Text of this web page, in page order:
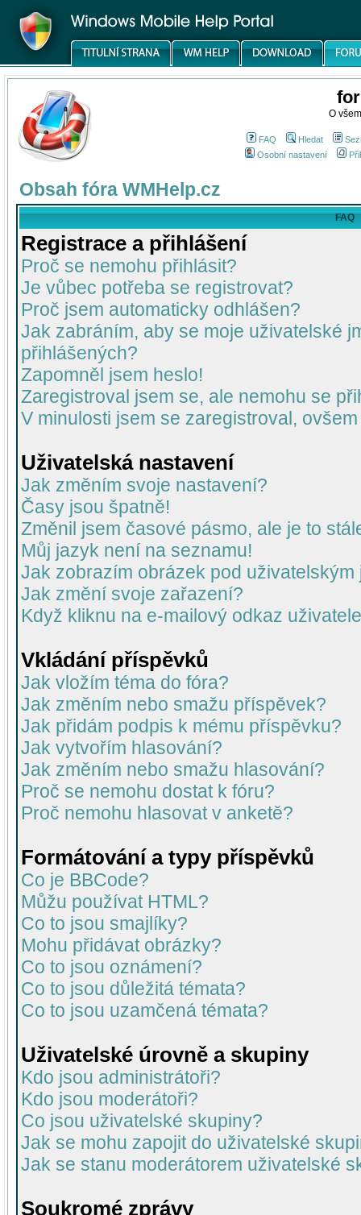
O
FAQ Hledat
Osobní nastavení
Obsah fóra WMHelp.cz
FAQ
Registrace a přihlášení
Proč se nemohu přihlásit?
Je vůbec potřeba se registrovat?
Proč jsem automaticky odhlášen?
Jak zabráním, aby se moje uživatelské
přihlášených?
Zapomněl jsem heslo!
Zaregistroval jsem se, ale nemohu se
V minulosti jsem se zaregistroval,
Uživatelská nastavení
Jak změním svoje nastavení?
Časy jsou špatně!
Změnil jsem časové pásmo, ale je to
Můj jazyk není na seznamu!
Jak zobrazím obrázek pod uživatelským
Jak změní svoje zařazení?
Když kliknu na e-mailový odkaz
Vkládání příspěvků
Jak vložím téma do fóra?
Jak změním nebo smažu příspěvek?
Jak přidám podpis k mému příspěvku?
Jak vytvořím hlasování?
Jak změním nebo smažu hlasování?
Proč se nemohu dostat k fóru?
Proč nemohu hlasovat v anketě?
Formátování a typy příspěvků
Co je BBCode?
Můžu používat HTML?
Co to jsou smajlíky?
Mohu přidávat obrázky?
Co to jsou oznámení?
Co to jsou důležitá témata?
Co to jsou uzamčená témata?
Uživatelské úrovně a skupiny
Kdo jsou administrátoři?
Kdo jsou moderátoři?
Co jsou uživatelské skupiny?
Jak se mohu zapojit do uživatelské
Jak se stanu moderátorem uživatelské
Soukromé zprávy